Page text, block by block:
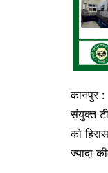
कानपुर
संयुक्त
को
ज्यादा